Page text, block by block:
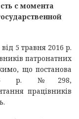
с момента
5 травня 2016 р.
патронатних
що постанова
р. №298,
працівників